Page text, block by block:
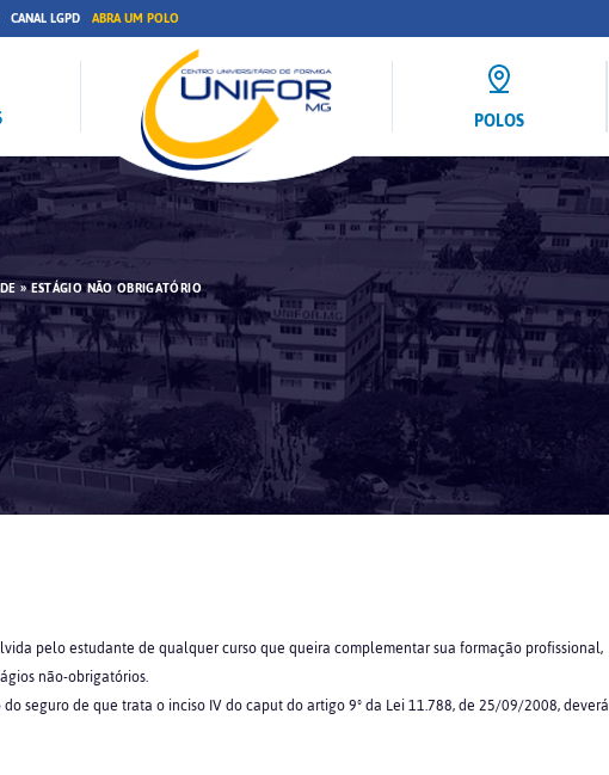
CANAL LGPD ABRA UM POLO
POLOS
»ESTÁGIO NÃO OBRIGATÓRIO
pelo estudante de qualquer curso que queira complementar sua formação profissional,
não-obrigatórios.
seguro de que trata o inciso IV do caput do artigo 9º da Lei 11.788, de 25/09/2008, deverá